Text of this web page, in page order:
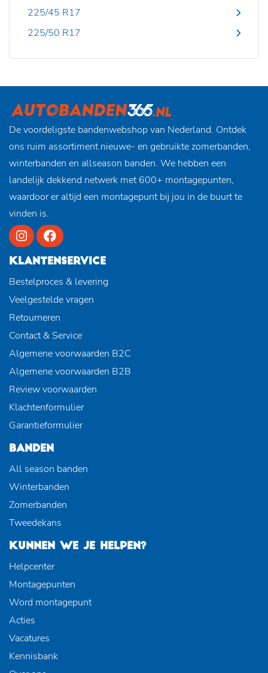
225/45 R17
225/50 R17
De voordeligste bandenwebshop van Nederland. Ontdek
ons ruim assortiment nieuwe- en gebruikte zomerbanden,
winterbanden en allseason banden. We hebben een
landelijk dekkend netwerk met 600+ montagepunten,
waardoor er altijd een montagepunt bij jou in de buurt te
vinden is.
KLANTENSERVICE
Bestelproces & levering
Veelgestelde vragen
Retourneren
Contact & Service
Algemene voorwaarden B2C
Algemene voorwaarden B2B
Review voorwaarden
Klachtenformulier
Garantieformulier
BANDEN
All season banden
Winterbanden
Zomerbanden
Tweedekans
KUNNEN WE JE HELPEN?
Helpcenter
Montagepunten
Word montagepunt
Acties
Vacatures
Kennisbank